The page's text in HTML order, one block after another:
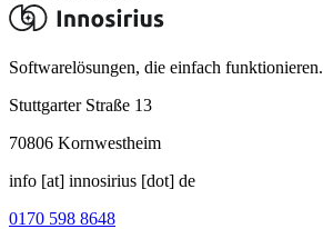
Softwarelösungen, die einfach funktionieren.
Stuttgarter Straße 13
70806 Kornwestheim
info [at] innosirius [dot] de
0170 598 8648